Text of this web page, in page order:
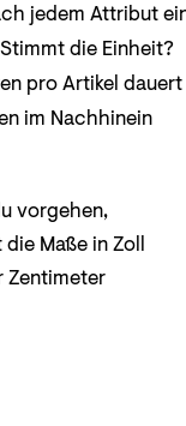
jedem Attribut
die Einheit?
pro Artikel dauert
im Nachhinein
vorgehen,
Maße in Zoll
Zentimeter